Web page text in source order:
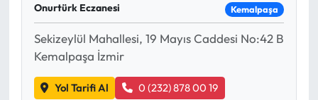
Onurtürk Eczanesi Kemalpaşa
Sekizeylül Mahallesi, 19 Mayıs Caddesi No:42 B
Kemalpaşa İzmir
Yol Tarifi Al 0 (232) 878 00 19